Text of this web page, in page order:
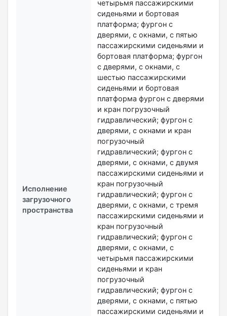
Исполнение
загрузочного
пространства
четырьмя пассажирскими
сиденьями и бортовая
платформа; фургон с
дверями, с окнами, с пятью
пассажирскими сиденьями и
бортовая платформа; фургон
с дверями, с окнами, с
шестью пассажирскими
сиденьями и бортовая
платформа фургон с дверями
и кран погрузочный
гидравлический; фургон с
дверями, с окнами и кран
погрузочный
гидравлический; фургон с
дверями, с окнами, с двумя
пассажирскими сиденьями и
кран погрузочный
гидравлический; фургон с
дверями, с окнами, с тремя
пассажирскими сиденьями и
кран погрузочный
гидравлический; фургон с
дверями, с окнами, с
четырьмя пассажирскими
сиденьями и кран
погрузочный
гидравлический; фургон с
дверями, с окнами, с пятью
пассажирскими сиденьями и